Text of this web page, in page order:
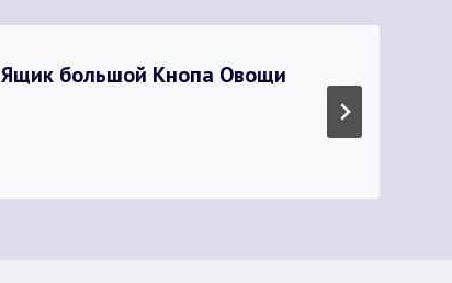
Ящик большой Кнопа Овощи